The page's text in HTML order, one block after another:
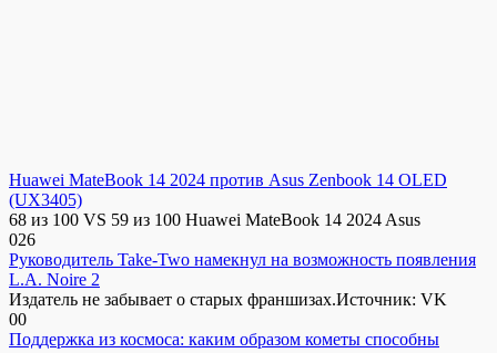
Huawei MateBook 14 2024 против Asus Zenbook 14 OLED
(UX3405)
68 из 100 VS 59 из 100 Huawei MateBook 14 2024 Asus
026
Руководитель Take-Two намекнул на возможность появления
L.A. Noire 2
Издатель не забывает о старых франшизах.Источник: VK
00
Поддержка из космоса: каким образом кометы способны